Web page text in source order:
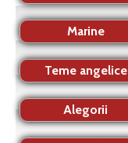
Marine
Teme angelice
Alegorii